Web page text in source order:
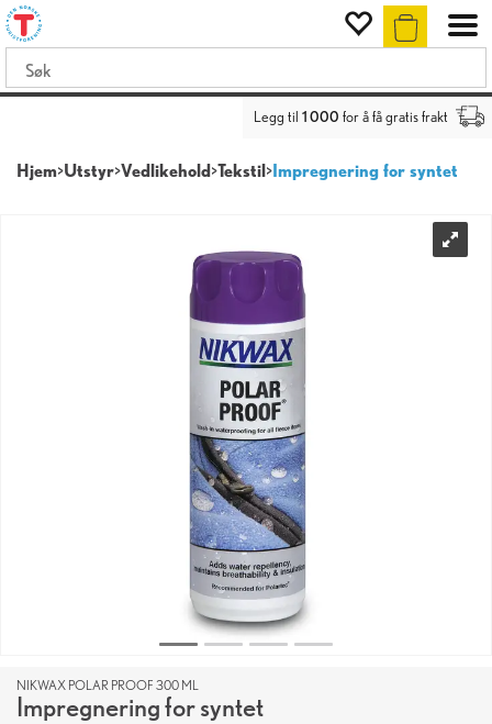
Legg til 1 000 for å få gratis frakt
Hjem>Utstyr>Vedlikehold>Tekstil>Impregnering for syntet
NIKWAX POLAR PROOF 300 ML
Impregnering for syntet